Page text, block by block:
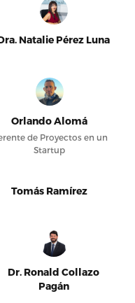
Natalie Pérez Luna
Orlando Alomá
de Proyectos en un
Startup
Tomás Ramírez
Dr. Ronald Collazo
Pagán